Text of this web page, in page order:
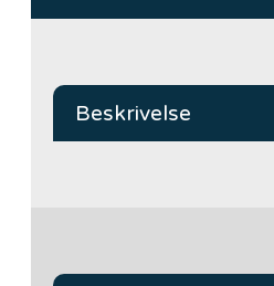
Beskrivelse